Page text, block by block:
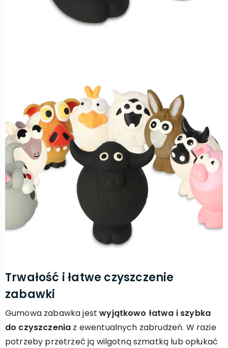
Trwałość i łatwe czyszczenie
zabawki
Gumowa zabawka jestwyjątkowo łatwa i szybka
do czyszczenia z ewentualnych zabrudzeń. W razie
potrzeby przetrzeć ją wilgotną szmatką lub opłukać